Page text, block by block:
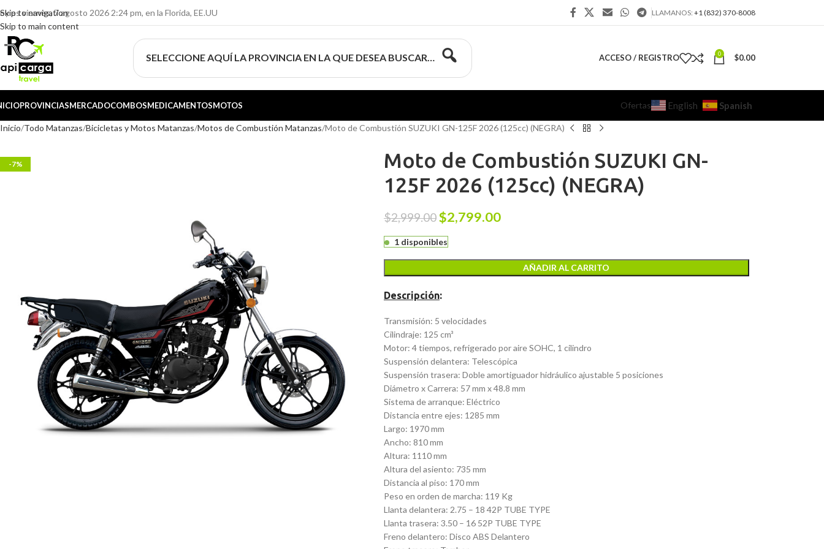
Skip to navigation
Skip to main content
es viernes, 7 agosto 2026 2:24 pm, en la Florida, EE.UU LLAMANOS: +1 (832) 370-8008
SELECCIONE AQUÍ LA PROVINCIA EN LA QUE DESEA BUSCAR… ACCESO / REGISTRO 0 $0.00
PROVINCIASMERCADOCOMBOSMEDICAMENTOSMOTOS Ofertas English Spanish
Inicio Todo Matanzas Bicicletas y Motos Matanzas Motos de Combustión Matanzas Moto de Combustión SUZUKI GN-125F 2026 (125cc) (NEGRA)
-7%
Moto de Combustión SUZUKI GN-
125F 2026 (125cc) (NEGRA)
$2,999.00$2,799.00
1 disponibles
AÑADIR AL CARRITO
Descripción:
Transmisión: 5 velocidades
Cilindraje: 125 cm³
Motor: 4 tiempos, refrigerado por aire SOHC, 1 cilindro
Suspensión delantera: Telescópica
Suspensión trasera: Doble amortiguador hidráulico ajustable 5 posiciones
Diámetro x Carrera: 57 mm x 48.8 mm
Sistema de arranque: Eléctrico
Distancia entre ejes: 1285 mm
Largo: 1970 mm
Ancho: 810 mm
Altura: 1110 mm
Altura del asiento: 735 mm
Distancia al piso: 170 mm
Peso en orden de marcha: 119 Kg
Llanta delantera: 2.75 – 18 42P TUBE TYPE
Llanta trasera: 3.50 – 16 52P TUBE TYPE
Freno delantero: Disco ABS Delantero